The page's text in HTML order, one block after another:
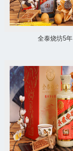
全泰烧坊5年